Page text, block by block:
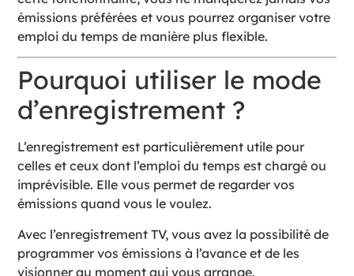
émissions préférées et vous pourrez organiser votre
emploi du temps de manière plus flexible.
Pourquoi utiliser le mode
d’enregistrement ?
L’enregistrement est particulièrement utile pour
celles et ceux dont l’emploi du temps est chargé ou
imprévisible. Elle vous permet de regarder vos
émissions quand vous le voulez.
Avec l’enregistrement TV, vous avez la possibilité de
programmer vos émissions à l’avance et de les
visionner au moment qui vous arrange.